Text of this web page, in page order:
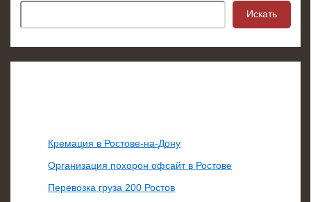
Искать
Кремация в Ростове-на-Дону
Организация похорон офсайт в Ростове
Перевозка груза 200 Ростов